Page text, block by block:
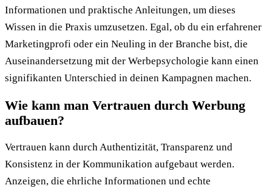
Informationen und praktische Anleitungen, um dieses
Wissen in die Praxis umzusetzen. Egal, ob du ein erfahrener
Marketingprofi oder ein Neuling in der Branche bist, die
Auseinandersetzung mit der Werbepsychologie kann einen
signifikanten Unterschied in deinen Kampagnen machen.
Wie kann man Vertrauen durch Werbung
aufbauen?
Vertrauen kann durch Authentizität, Transparenz und
Konsistenz in der Kommunikation aufgebaut werden.
Anzeigen, die ehrliche Informationen und echte